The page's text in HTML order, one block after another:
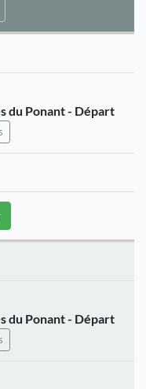
du Ponant - Départ
du Ponant - Départ